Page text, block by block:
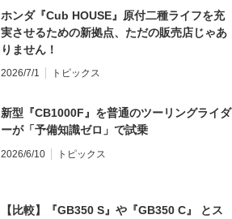
ホンダ『Cub HOUSE』原付二種ライフを充
実させるための新拠点、ただの販売店じゃあ
りません！
2026/7/1 トピックス
新型『CB1000F』を普通のツーリングライダ
ーが「予備知識ゼロ」で試乗
2026/6/10 トピックス
【比較】『GB350 S』や『GB350 C』 とス